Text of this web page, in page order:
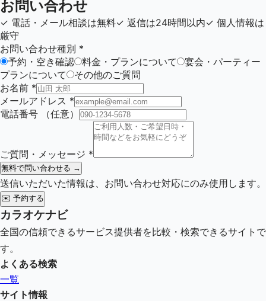
お問い合わせ
✓ 電話・メール相談は無料✓ 返信は24時間以内✓ 個人情報は
厳守
お問い合わせ種別 *
予約・空き確認
料金・プランについて
宴会・パーティー
プランについて
その他のご質問
お名前 *
メールアドレス *
電話番号
（任意）
ご質問・メッセージ *
無料で問い合わせる →
送信いただいた情報は、お問い合わせ対応にのみ使用します。
✉️ 予約する
カラオケナビ
全国の信頼できるサービス提供者を比較・検索できるサイトで
す。
よくある検索
一覧
サイト情報